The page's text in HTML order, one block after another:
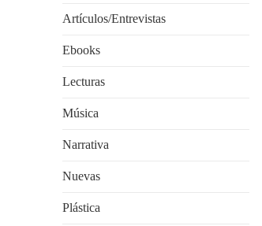
Artículos/Entrevistas
Ebooks
Lecturas
Música
Narrativa
Nuevas
Plástica